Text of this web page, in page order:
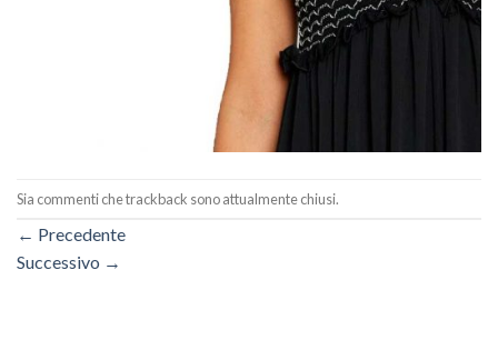
Sia commenti che trackback sono attualmente chiusi.
← Precedente
Successivo →